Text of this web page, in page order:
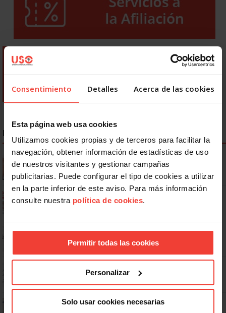
Consentimiento Detalles Acerca de las cookies
Esta página web usa cookies
Utilizamos cookies propias y de terceros para facilitar la
navegación, obtener información de estadísticas de uso
de nuestros visitantes y gestionar campañas
publicitarias. Puede configurar el tipo de cookies a utilizar
en la parte inferior de este aviso. Para más información
consulte nuestra política de cookies.
Permitir todas las cookies
Personalizar
Solo usar cookies necesarias
NOTICIAS MÁS LEÍDAS
Se actualizan las patologías para acceder a la jubilación
anticipada por discapacidad
Ya os podéis descargar la app de USO
No: si un festivo cae en sábado, no tienen por qué darte un día
¿Puedo viajar estando de baja?